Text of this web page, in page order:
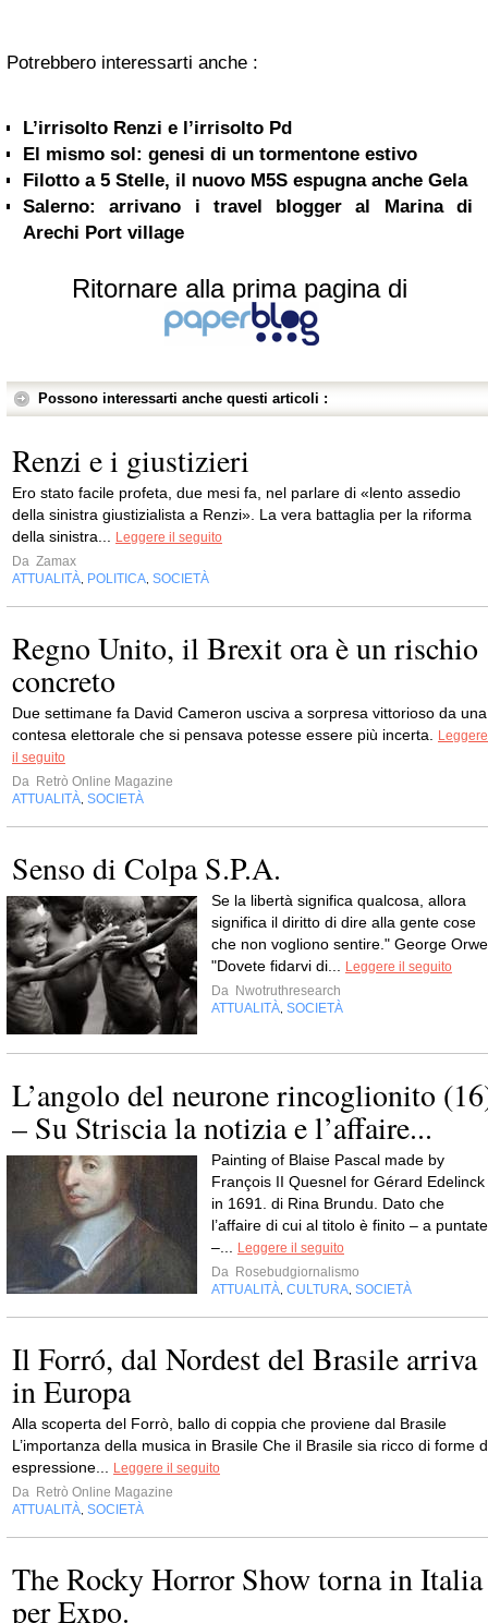
Potrebbero interessarti anche :
L’irrisolto Renzi e l’irrisolto Pd
El mismo sol: genesi di un tormentone estivo
Filotto a 5 Stelle, il nuovo M5S espugna anche Gela
Salerno: arrivano i travel blogger al Marina di
Arechi Port village
Ritornare alla prima pagina di
Possono interessarti anche questi articoli :
Renzi e i giustizieri
Ero stato facile profeta, due mesi fa, nel parlare di «lento assedio
della sinistra giustizialista a Renzi». La vera battaglia per la riforma
della sinistra...
Leggere il seguito
Da Zamax
ATTUALITÀ POLITICA SOCIETÀ
Regno Unito, il Brexit ora è un rischio
concreto
Due settimane fa David Cameron usciva a sorpresa vittorioso da una
contesa elettorale che si pensava potesse essere più incerta.
Leggere
il seguito
Da Retrò Online Magazine
ATTUALITÀ SOCIETÀ
Senso di Colpa S.P.A.
Se la libertà significa qualcosa, allora
significa il diritto di dire alla gente cose
che non vogliono sentire." George
"Dovete fidarvi di...
Leggere il seguito
Da Nwotruthresearch
ATTUALITÀ SOCIETÀ
L’angolo del neurone rincoglionito
– Su Striscia la notizia e l’affaire...
Painting of Blaise Pascal made by
François II Quesnel for Gérard Edelinck
in 1691. di Rina Brundu. Dato che
l’affaire di cui al titolo è finito – a puntate
–...
Leggere il seguito
Da Rosebudgiornalismo
ATTUALITÀ CULTURA SOCIETÀ
Il Forró, dal Nordest del Brasile arriva
in Europa
Alla scoperta del Forrò, ballo di coppia che proviene dal Brasile
L’importanza della musica in Brasile Che il Brasile sia ricco di forme
espressione...
Leggere il seguito
Da Retrò Online Magazine
ATTUALITÀ SOCIETÀ
The Rocky Horror Show torna in Italia
per Expo.